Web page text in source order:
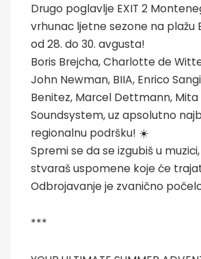
Drugo poglavlje EXIT 2
vrhunac ljetne sezone na plažu
od 28. do 30. avgusta!
Boris Brejcha, Charlotte de
John Newman, BIIA, Enrico
Benitez, Marcel Dettmann, Mita
Soundsystem, uz apsolutno
regionalnu podršku! ☀️
Spremi se da se izgubiš u
stvaraš uspomene koje će
Odbrojavanje je zvanično
***